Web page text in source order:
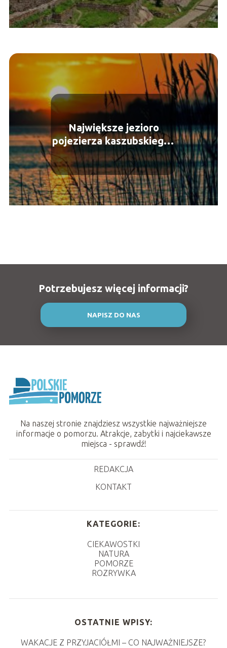
Największe jezioro
pojezierza kaszubskiego i
atrakcje dla turystów
Potrzebujesz więcej informacji?
NAPISZ DO NAS
Na naszej stronie znajdziesz wszystkie najważniejsze
informacje o pomorzu. Atrakcje, zabytki i najciekawsze
miejsca - sprawdź!
REDAKCJA
KONTAKT
KATEGORIE:
CIEKAWOSTKI
NATURA
POMORZE
ROZRYWKA
OSTATNIE WPISY:
WAKACJE Z PRZYJACIÓŁMI – CO NAJWAŻNIEJSZE?